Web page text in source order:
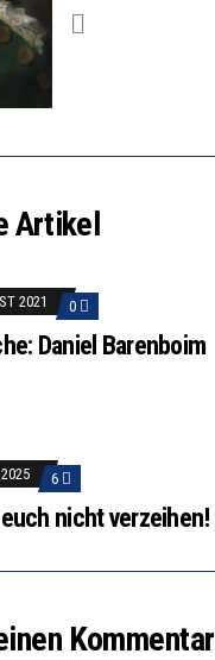
Artikel
2021 0
Daniel Barenboim
6
nicht verzeihen!
Kommentar